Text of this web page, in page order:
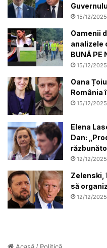
15/12/2025
Oamenii
analizele
BUNĂ PE
15/12/2025
Oana
România
15/12/2025
Elena
Dan:
12/12/2025
Zelenski,
să
12/12/2025